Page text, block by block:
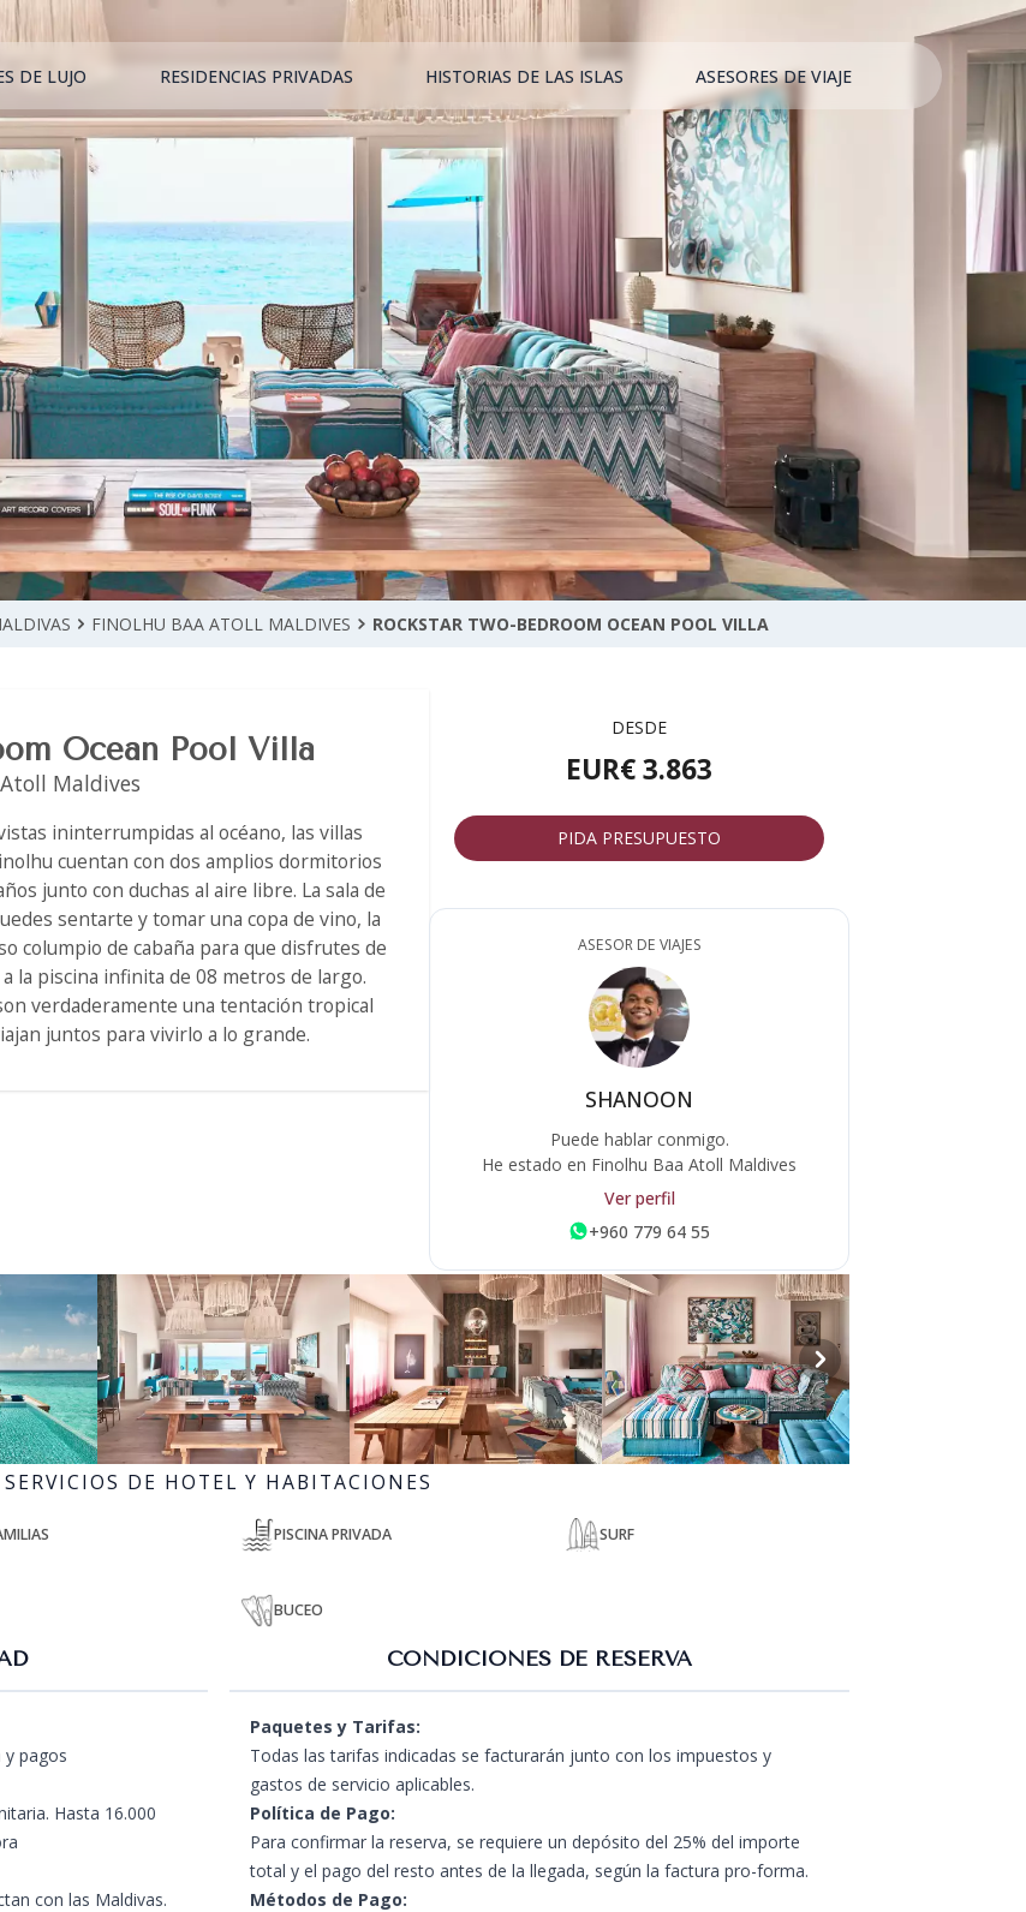
DE LUJO RESIDENCIAS PRIVADAS HISTORIAS DE LAS ISLAS ASESORES DE VIAJE
FINOLHU BAA ATOLL MALDIVES ROCKSTAR TWO-BEDROOM OCEAN POOL VILLA
Ocean Pool Villa
Maldives
ininterrumpidas al océano, las villas
cuentan con dos amplios dormitorios
junto con duchas al aire libre. La sala de
sentarte y tomar una copa de vino, la
columpio de cabaña para que disfrutes de
la piscina infinita de 08 metros de largo.
verdaderamente una tentación tropical
juntos para vivirlo a lo grande.
DESDE
EUR€ 3.863
PIDA PRESUPUESTO
ASESOR DE VIAJES
SHANOON
Puede hablar conmigo.
He estado en Finolhu Baa Atoll Maldives
Ver perfil
+960 779 64 55
SERVICIOS DE HOTEL Y HABITACIONES
PISCINA PRIVADA SURF
BUCEO
y pagos
Hasta 16.000
con las Maldivas.
CONDICIONES DE RESERVA
Paquetes y Tarifas:
Todas las tarifas indicadas se facturarán junto con los impuestos y
gastos de servicio aplicables.
Política de Pago:
Para confirmar la reserva, se requiere un depósito del 25% del importe
total y el pago del resto antes de la llegada, según la factura pro-forma.
Métodos de Pago: